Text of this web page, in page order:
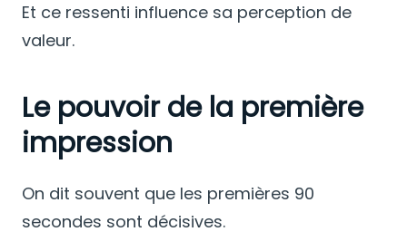
Et ce ressenti influence sa perception de
valeur.
Le pouvoir de la première
impression
On dit souvent que les premières 90
secondes sont décisives.